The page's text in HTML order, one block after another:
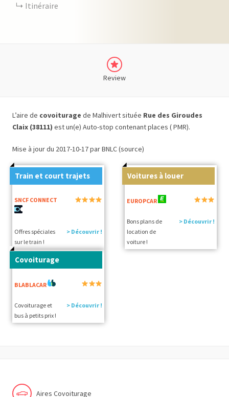
Itinéraire
Review
L’aire de covoiturage de Malhivert située Rue des Giroudes
Claix (38111) est un(e) Auto-stop contenant places ( PMR).
Mise à jour du 2017-10-17 par BNLC (source)
Train et court trajets
SNCF CONNECT
Offres spéciales
sur le train !
> Découvrir !
Voitures à louer
EUROPCAR
Bons plans de
location de
voiture !
> Découvrir !
Covoiturage
BLABLACAR
Covoiturage et
bus à petits prix !
> Découvrir !
Aires Covoiturage